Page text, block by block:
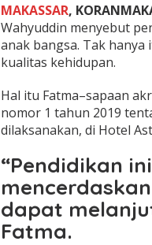
d
i
d
k
n
A
d
a
l
a
h
S
a
MAKASSAR,
Wahyuddin menyebut
anak bangsa. Tak
kualitas kehidupan.
Hal itu Fatma–sapaan
nomor 1 tahun 2019
dilaksanakan, di Hotel
“Pendidikan
dapat
Fatma.